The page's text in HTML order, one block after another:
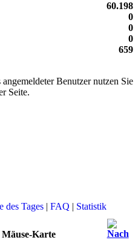
60.198
0
0
0
659
angemeldeter Benutzer nutzen Sie
Seite.
des Tages | FAQ | Statistik
Mäuse-Karte